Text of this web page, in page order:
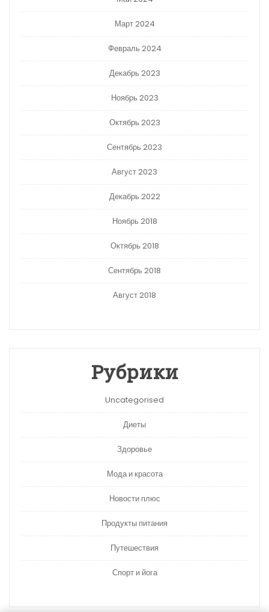
Март 2024
Февраль 2024
Декабрь 2023
Ноябрь 2023
Октябрь 2023
Сентябрь 2023
Август 2023
Декабрь 2022
Ноябрь 2018
Октябрь 2018
Сентябрь 2018
Август 2018
Рубрики
Uncategorised
Диеты
Здоровье
Мода и красота
Новости плюс
Продукты питания
Путешествия
Спорт и йога